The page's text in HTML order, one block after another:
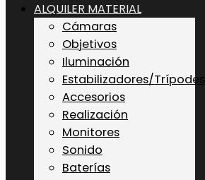
ALQUILER MATERIAL
Cámaras
Objetivos
Iluminación
Estabilizadores/Trípodes
Accesorios
Realización
Monitores
Sonido
Baterías